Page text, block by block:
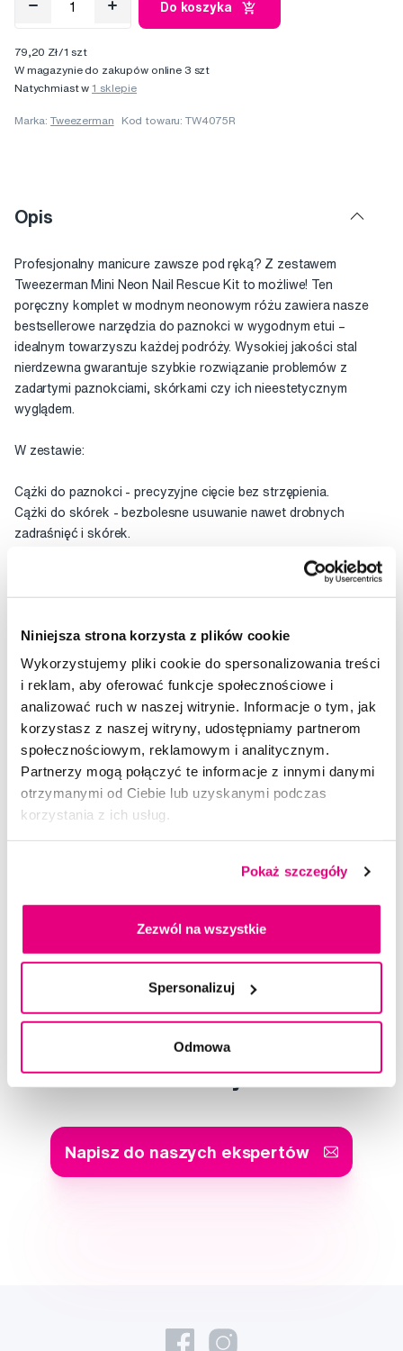
Niniejsza strona korzysta z plików cookie
Wykorzystujemy pliki cookie do spersonalizowania treści
i reklam, aby oferować funkcje społecznościowe i
analizować ruch w naszej witrynie. Informacje o tym, jak
korzystasz z naszej witryny, udostępniamy partnerom
społecznościowym, reklamowym i analitycznym.
Partnerzy mogą połączyć te informacje z innymi danymi
otrzymanymi od Ciebie lub uzyskanymi podczas
korzystania z ich usług.
Pokaż szczegóły
Zezwól na wszystkie
Spersonalizuj
Odmowa
Do koszyka
79,20 Zł/1 szt
W magazynie do zakupów online 3 szt
Natychmiast w1 sklepie
Marka:Tweezerman Kod towaru: TW4075R
Opis
Profesjonalny manicure zawsze pod ręką? Z zestawem
Tweezerman Mini Neon Nail Rescue Kit to możliwe! Ten
poręczny komplet w modnym neonowym różu zawiera nasze
bestsellerowe narzędzia do paznokci w wygodnym etui –
idealnym towarzyszu każdej podróży. Wysokiej jakości stal
nierdzewna gwarantuje szybkie rozwiązanie problemów z
zadartymi paznokciami, skórkami czy ich nieestetycznym
wyglądem.
W zestawie:
Cążki do paznokci - precyzyjne cięcie bez strzępienia.
Cążki do skórek - bezbolesne usuwanie nawet drobnych
zadraśnięć i skórek.
Narzędzie do skórek - odsunięcie i czyszczenie – dla idealnie
Etui podróżne - higieniczne przechowywanie i łatwy transport
Twoich narzędzi.
Dlaczego warto wybrać Mini Neon Nail Rescue Kit?
Profesjonalna jakość - trwała stal nierdzewna i precyzyjne
wykonanie narzędzi.
Modny akcent - neonowy róż dodaje stylu Twojemu manicure.
Idealny w podróży - kompaktowy rozmiar i praktyczne etui.
Łatwa higiena - proste czyszczenie i sterylizacja narzędzi.
Ocena
Doradzimy Ci
Napisz do naszych ekspertów